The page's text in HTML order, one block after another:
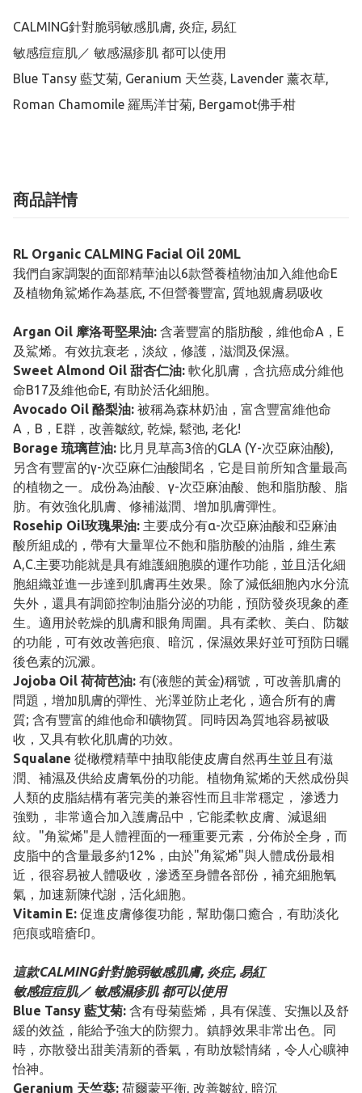
CALMING針對脆弱敏感肌膚, 炎症, 易紅
敏感痘痘肌／ 敏感濕疹肌 都可以使用
Blue Tansy 藍艾菊, Geranium 天竺葵, Lavender 薰衣草,
Roman Chamomile 羅馬洋甘菊, Bergamot佛手柑
商品詳情
RL Organic CALMING Facial Oil 20ML
我們自家調製的面部精華油以6款營養植物油加入維他命E
及植物角鯊烯作為基底, 不但營養豐富, 質地親膚易吸收
Argan Oil 摩洛哥堅果油: 含著豐富的脂肪酸，維他命A，E
及鯊烯。有效抗衰老，淡紋，修護，滋潤及保濕。
Sweet Almond Oil 甜杏仁油: 軟化肌膚，含抗癌成分維他
命B17及維他命E, 有助於活化細胞。
Avocado Oil 酪梨油: 被稱為森林奶油，富含豐富維他命
A，B，E群，改善皺紋, 乾燥, 鬆弛, 老化!
Borage 琉璃苣油: 比月見草高3倍的GLA (Υ-次亞麻油酸),
另含有豐富的γ-次亞麻仁油酸聞名，它是目前所知含量最高
的植物之一。成份為油酸、γ-次亞麻油酸、飽和脂肪酸、脂
肪。有效強化肌膚、修補滋潤、增加肌膚彈性。
Rosehip Oil玫瑰果油: 主要成分有α-次亞麻油酸和亞麻油
酸所組成的，帶有大量單位不飽和脂肪酸的油脂，維生素
A,C.主要功能就是具有維護細胞膜的運作功能，並且活化細
胞組織並進一步達到肌膚再生效果。除了減低細胞內水分流
失外，還具有調節控制油脂分泌的功能，預防發炎現象的產
生。適用於乾燥的肌膚和眼角周圍。具有柔軟、美白、防皺
的功能，可有效改善疤痕、暗沉，保濕效果好並可預防日曬
後色素的沉澱。
Jojoba Oil 荷荷芭油: 有(液態的黃金)稱號，可改善肌膚的
問題，增加肌膚的彈性、光澤並防止老化，適合所有的膚
質; 含有豐富的維他命和礦物質。同時因為質地容易被吸
收，又具有軟化肌膚的功效。
Squalane 從橄欖精華中抽取能使皮膚自然再生並且有滋
潤、補濕及供給皮膚氧份的功能。植物角鯊烯的天然成份與
人類的皮脂結構有著完美的兼容性而且非常穩定， 滲透力
強勁， 非常適合加入護膚品中，它能柔軟皮膚、減退細
紋。"角鯊烯"是人體裡面的一種重要元素，分佈於全身，而
皮脂中的含量最多約12%，由於"角鯊烯"與人體成份最相
近，很容易被人體吸收，滲透至身體各部份，補充細胞氧
氣，加速新陳代謝，活化細胞。
Vitamin E: 促進皮膚修復功能，幫助傷口癒合，有助淡化
疤痕或暗瘡印。
這款CALMING針對脆弱敏感肌膚, 炎症, 易紅
敏感痘痘肌／ 敏感濕疹肌 都可以使用
Blue Tansy 藍艾菊: 含有母菊藍烯，具有保護、安撫以及舒
緩的效益，能給予強大的防禦力。鎮靜效果非常出色。同
時，亦散發出甜美清新的香氣，有助放鬆情緒，令人心矌神
怡神。
Geranium 天竺葵: 荷爾蒙平衡, 改善皺紋, 暗沉